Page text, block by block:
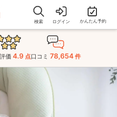
検索 ログイン かんたん予約
価 4.9 点口コミ 78,654 件